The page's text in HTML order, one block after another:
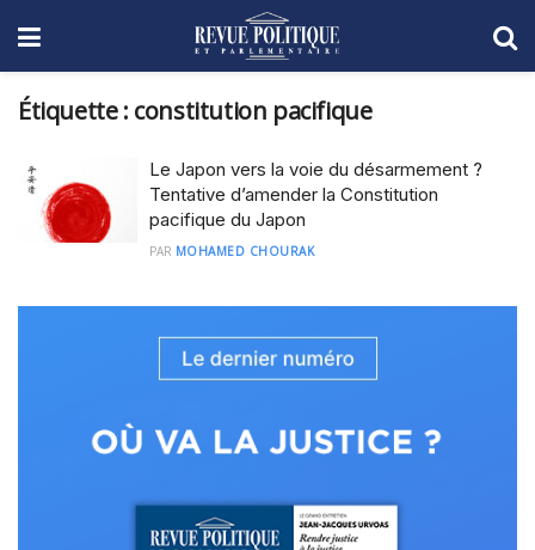
Étiquette : constitution pacifique
Le Japon vers la voie du désarmement ?
Tentative d’amender la Constitution
pacifique du Japon
PAR MOHAMED CHOURAK